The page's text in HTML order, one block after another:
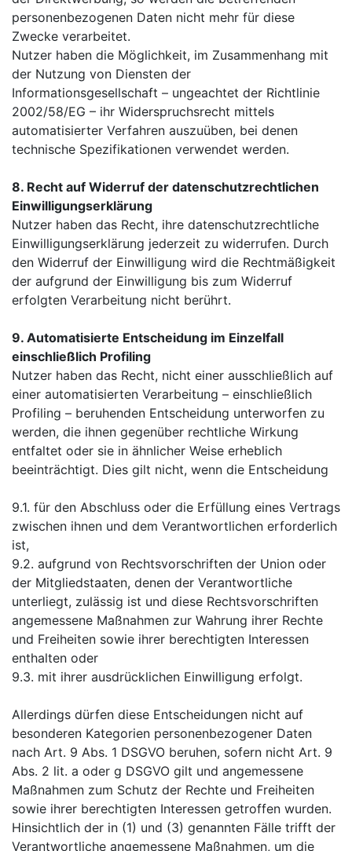
personenbezogenen Daten nicht mehr für diese
Zwecke verarbeitet.
Nutzer haben die Möglichkeit, im Zusammenhang mit
der Nutzung von Diensten der
Informationsgesellschaft – ungeachtet der Richtlinie
2002/58/EG – ihr Widerspruchsrecht mittels
automatisierter Verfahren auszuüben, bei denen
technische Spezifikationen verwendet werden.
8. Recht auf Widerruf der datenschutzrechtlichen
Einwilligungserklärung
Nutzer haben das Recht, ihre datenschutzrechtliche
Einwilligungserklärung jederzeit zu widerrufen. Durch
den Widerruf der Einwilligung wird die Rechtmäßigkeit
der aufgrund der Einwilligung bis zum Widerruf
erfolgten Verarbeitung nicht berührt.
9. Automatisierte Entscheidung im Einzelfall
einschließlich Profiling
Nutzer haben das Recht, nicht einer ausschließlich auf
einer automatisierten Verarbeitung – einschließlich
Profiling – beruhenden Entscheidung unterworfen zu
werden, die ihnen gegenüber rechtliche Wirkung
entfaltet oder sie in ähnlicher Weise erheblich
beeinträchtigt. Dies gilt nicht, wenn die Entscheidung
9.1. für den Abschluss oder die Erfüllung eines Vertrags
zwischen ihnen und dem Verantwortlichen erforderlich
ist,
9.2. aufgrund von Rechtsvorschriften der Union oder
der Mitgliedstaaten, denen der Verantwortliche
unterliegt, zulässig ist und diese Rechtsvorschriften
angemessene Maßnahmen zur Wahrung ihrer Rechte
und Freiheiten sowie ihrer berechtigten Interessen
enthalten oder
9.3. mit ihrer ausdrücklichen Einwilligung erfolgt.
Allerdings dürfen diese Entscheidungen nicht auf
besonderen Kategorien personenbezogener Daten
nach Art. 9 Abs. 1 DSGVO beruhen, sofern nicht Art. 9
Abs. 2 lit. a oder g DSGVO gilt und angemessene
Maßnahmen zum Schutz der Rechte und Freiheiten
sowie ihrer berechtigten Interessen getroffen wurden.
Hinsichtlich der in (1) und (3) genannten Fälle trifft der
Verantwortliche angemessene Maßnahmen, um die